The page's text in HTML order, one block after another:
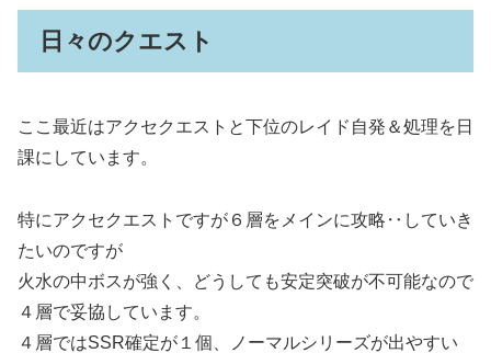
日々のクエスト
ここ最近はアクセクエストと下位のレイド自発＆処理を日
課にしています。
特にアクセクエストですが６層をメインに攻略‥していき
たいのですが
火水の中ボスが強く、どうしても安定突破が不可能なので
４層で妥協しています。
４層ではSSR確定が１個、ノーマルシリーズが出やすい